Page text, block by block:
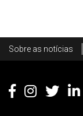
Footer
Sobre as notícias